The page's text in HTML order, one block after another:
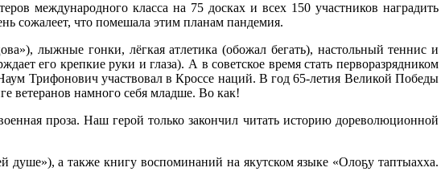
международного класса на 75 досках и всех 150 участников наградить
сожалеет, что помешала этим планам пандемия.
лыжные гонки, лёгкая атлетика (обожал бегать), настольный теннис и
его крепкие руки и глаза). А в советское время стать перворазрядником
Трифонович участвовал в Кроссе наций. В год 65-летия Великой Победы
ветеранов намного себя младше. Во как!
проза. Наш герой только закончил читать историю дореволюционной
а также книгу воспоминаний на якутском языке «Олоҕу таптыахха.